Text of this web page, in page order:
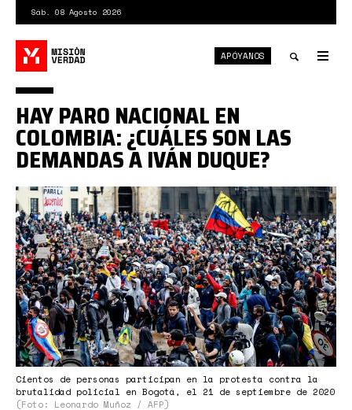
contenido
principal
Sáb. 08 Agosto 2026
APÓYANOS
paro
colombia.jpg
Cientos de personas participan en la protesta contra la
brutalidad policial en Bogotá, el 21 de septiembre de 2020
(Foto: Leonardo Muñoz / AFP)
HAY PARO NACIONAL EN
COLOMBIA: ¿CUÁLES SON LAS
DEMANDAS A IVÁN DUQUE?